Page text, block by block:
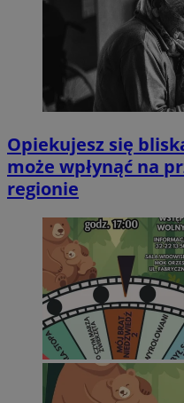
Opiekujesz się
może wpłynąć na
regionie